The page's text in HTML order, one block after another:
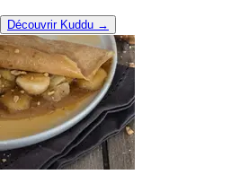
Découvrir Kuddu →